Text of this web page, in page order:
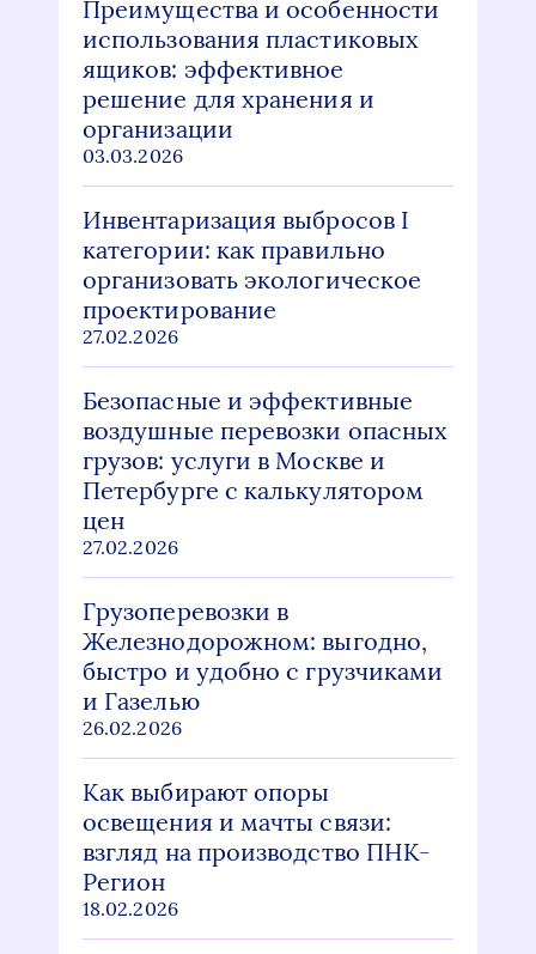
Преимущества и особенности
использования пластиковых
ящиков: эффективное
решение для хранения и
организации
03.03.2026
Инвентаризация выбросов I
категории: как правильно
организовать экологическое
проектирование
27.02.2026
Безопасные и эффективные
воздушные перевозки опасных
грузов: услуги в Москве и
Петербурге с калькулятором
цен
27.02.2026
Грузоперевозки в
Железнодорожном: выгодно,
быстро и удобно с грузчиками
и Газелью
26.02.2026
Как выбирают опоры
освещения и мачты связи:
взгляд на производство ПНК-
Регион
18.02.2026